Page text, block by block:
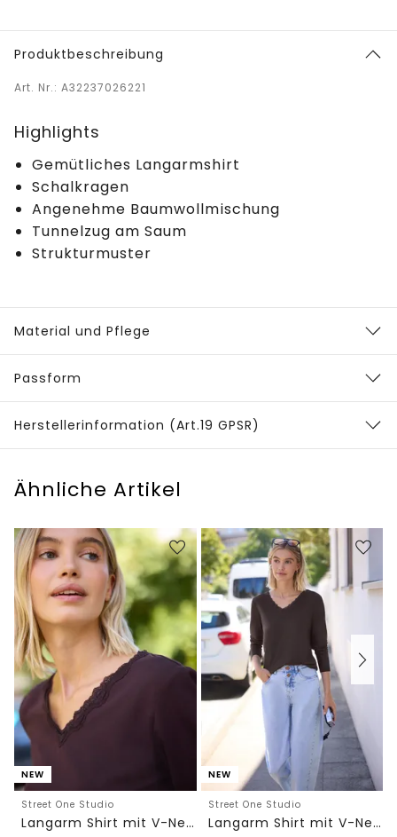
Produktbeschreibung
Art. Nr.: A32237026221
Highlights
Gemütliches Langarmshirt
Schalkragen
Angenehme Baumwollmischung
Tunnelzug am Saum
Strukturmuster
Material und Pflege
Passform
Herstellerinformation (Art.19 GPSR)
Ähnliche Artikel
NEW
Street One Studio
Langarm Shirt mit V-Neck und Spitze
NEW
Street One Studio
Langarm Shirt mit V-Neck und Spitze